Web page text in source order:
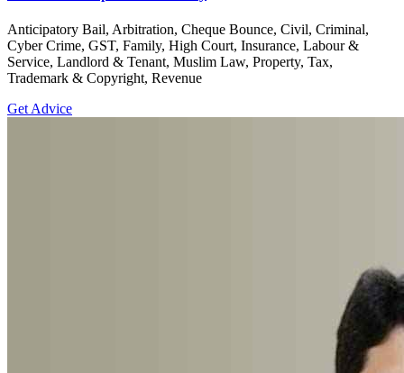
Anticipatory Bail, Arbitration, Cheque Bounce, Civil, Criminal,
Cyber Crime, GST, Family, High Court, Insurance, Labour &
Service, Landlord & Tenant, Muslim Law, Property, Tax,
Trademark & Copyright, Revenue
Get Advice